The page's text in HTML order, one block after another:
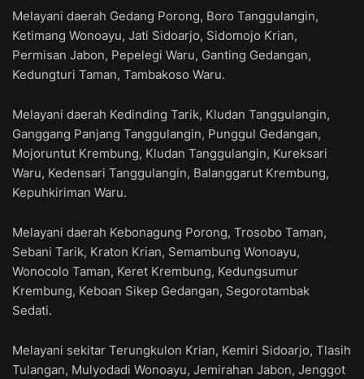
Melayani daerah Gedang Porong, Boro Tanggulangin,
Ketimang Wonoayu, Jati Sidoarjo, Sidomojo Krian,
Permisan Jabon, Pepelegi Waru, Ganting Gedangan,
Kedungturi Taman, Tambakoso Waru.
Melayani daerah Kedinding Tarik, Kludan Tanggulangin,
Ganggang Panjang Tanggulangin, Punggul Gedangan,
Mojoruntut Krembung, Kludan Tanggulangin, Kureksari
Waru, Kedensari Tanggulangin, Balanggarut Krembung,
Kepuhkiriman Waru.
Melayani daerah Kebonagung Porong, Trosobo Taman,
Sebani Tarik, Kraton Krian, Semambung Wonoayu,
Wonocolo Taman, Keret Krembung, Kedungsumur
Krembung, Keboan Sikep Gedangan, Segorotambak
Sedati.
Melayani sekitar Terungkulon Krian, Kemiri Sidoarjo, Tlasih
Tulangan, Mulyodadi Wonoayu, Jemirahan Jabon, Jenggot